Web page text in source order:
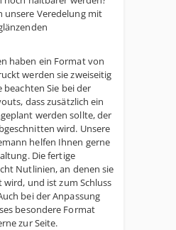
unsere Veredelung mit
haben ein Format von
werden sie zweiseitig
Sie bei der
dass zusätzlich ein
werden sollte, der
wird. Unsere
helfen Ihnen gerne
Die fertige
Nutlinien, an denen sie
wird, und ist zum Schluss
bei der Anpassung
besondere Format
zur Seite.